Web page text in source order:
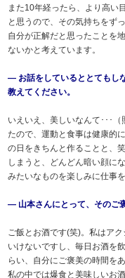
また10年経ったら、より高い
と思うので、その気持ちをず
自分が正解だと思ったことを
ないかと考えています。
― お話をしているととてもし
教えてください。
いえいえ、美しいなんて･･･
たので、運動と食事は健康的
の日をきちんと作ることと、
しまうと、どんどん暗い顔に
みたいなものを楽しみに仕事
― 山本さんにとって、そのご
ご飯とお酒です(笑)。私はア
いけないですし、毎日お酒を
らい、自分にご褒美の時間を
私の中では爆食と美味しいお